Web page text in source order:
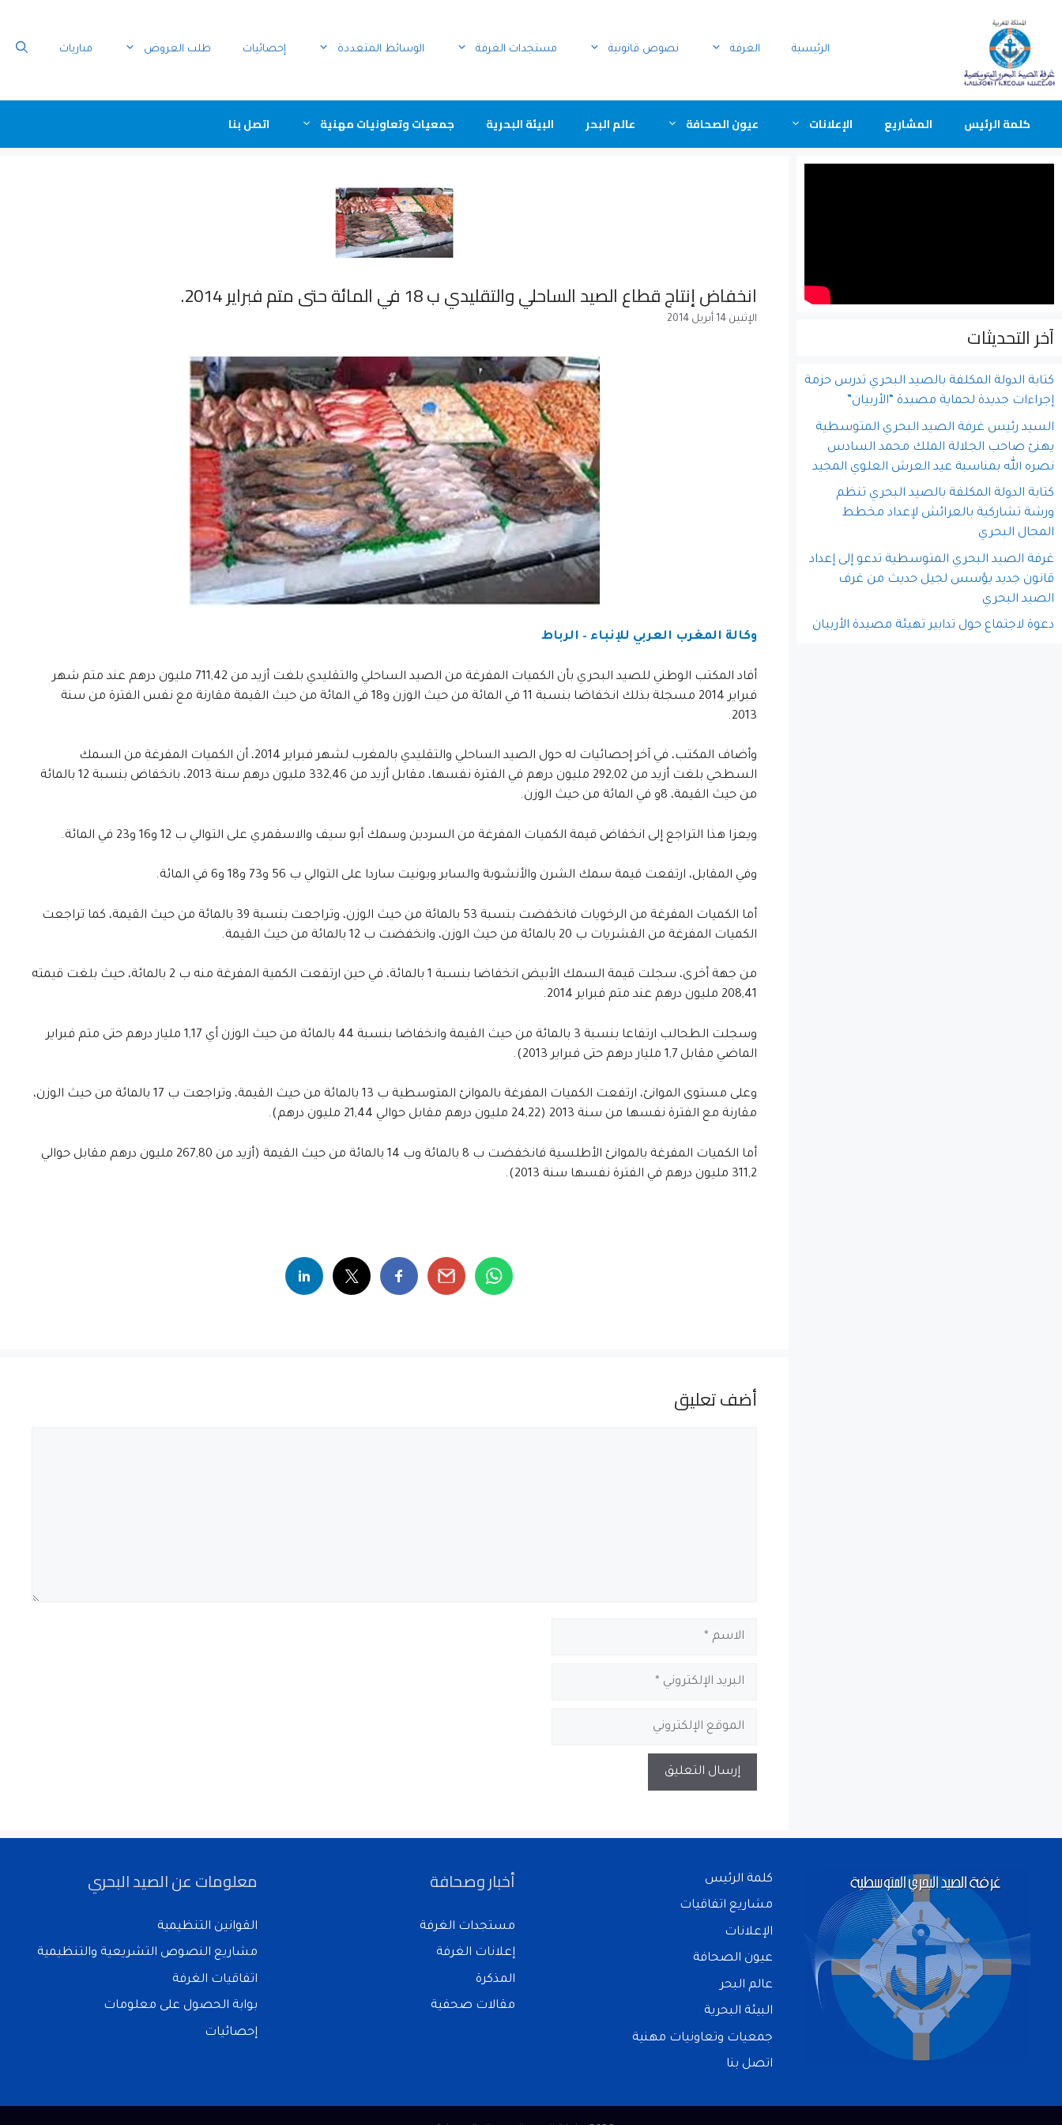
الرئيسية الغرفة نصوص قانونية مستجدات الغرفة الوسائط المتعددة إحصائيات طلب العروض مباريات
كلمة الرئيس المشاريع الإعلانات عيون الصحافة عالم البحر البيئة البحرية جمعيات وتعاونيات مهنية اتصل بنا
انخفاض إنتاج قطاع الصيد الساحلي والتقليدي ب 18 في المائة حتى متم فبراير 2014.
الإثنين 14 أبريل 2014
وكالة المغرب العربي للإنباء – الرباط
أفاد المكتب الوطني للصيد البحري بأن الكميات المفرغة من الصيد الساحلي والتقليدي بلغت أزيد من 711,42 مليون درهم عند متم شهر
فبراير 2014 مسجلة بذلك انخفاضا بنسبة 11 في المائة من حيث الوزن و18 في المائة من حيث القيمة مقارنة مع نفس الفترة من سنة
2013.
وأضاف المكتب، في آخر إحصائيات له حول الصيد الساحلي والتقليدي بالمغرب لشهر فبراير 2014، أن الكميات المفرغة من السمك
السطحي بلغت أزيد من 292,02 مليون درهم في الفترة نفسها، مقابل أزيد من 332,46 مليون درهم سنة 2013، بانخفاض بنسبة 12 بالمائة
من حيث القيمة، 8و في المائة من حيث الوزن.
ويعزا هذا التراجع إلى انخفاض قيمة الكميات المفرغة من السردين وسمك أبو سيف والاسقمري على التوالي ب 12 و16 و23 في المائة.
وفي المقابل، ارتفعت قيمة سمك الشرن والأنشوبة والسابر وبونيت ساردا على التوالي ب 56 و73 و18 و6 في المائة.
أما الكميات المفرغة من الرخويات فانخفضت بنسبة 53 بالمائة من حيث الوزن، وتراجعت بنسبة 39 بالمائة من حيث القيمة، كما تراجعت
الكميات المفرغة من القشريات ب 20 بالمائة من حيث الوزن، وانخفضت ب 12 بالمائة من حيث القيمة.
من جهة أخرى، سجلت قيمة السمك الأبيض انخفاضا بنسبة 1 بالمائة، في حين ارتفعت الكمية المفرغة منه ب 2 بالمائة، حيث بلغت قيمته
208,41 مليون درهم عند متم فبراير 2014.
وسجلت الطحالب ارتفاعا بنسبة 3 بالمائة من حيث القيمة وانخفاضا بنسبة 44 بالمائة من حيث الوزن أي 1,17 مليار درهم حتى متم فبراير
الماضي مقابل 1,7 مليار درهم حتى فبراير 2013).
وعلى مستوى الموانئ، ارتفعت الكميات المفرغة بالموانئ المتوسطية ب 13 بالمائة من حيث القيمة، وتراجعت ب 17 بالمائة من حيث الوزن،
مقارنة مع الفترة نفسها من سنة 2013 (24,22 مليون درهم مقابل حوالي 21,44 مليون درهم).
أما الكميات المفرغة بالموانئ الأطلسية فانخفضت ب 8 بالمائة وب 14 بالمائة من حيث القيمة (أزيد من 267,80 مليون درهم مقابل حوالي
311,2 مليون درهم في الفترة نفسها سنة 2013).
أضف تعليق
آخر التحديثات
كتابة الدولة المكلفة بالصيد البحري تدرس حزمة
إجراءات جديدة لحماية مصيدة “الأربيان”
السيد رئيس غرفة الصيد البحري المتوسطية
يهنئ صاحب الجلالة الملك محمد السادس
نصره الله بمناسبة عيد العرش العلوي المجيد
كتابة الدولة المكلفة بالصيد البحري تنظم
ورشة تشاركية بالعرائش لإعداد مخطط
المجال البحري
غرفة الصيد البحري المتوسطية تدعو إلى إعداد
قانون جديد يؤسس لجيل حديث من غرف
الصيد البحري
دعوة لاجتماع حول تدابير تهيئة مصيدة الأربيان
كلمة الرئيس
مشاريع اتفاقيات
الإعلانات
عيون الصحافة
عالم البحر
البيئة البحرية
جمعيات وتعاونيات مهنية
اتصل بنا
أخبار وصحافة
مستجدات الغرفة
إعلانات الغرفة
المذكرة
مقالات صحفية
معلومات عن الصيد البحري
القوانين التنظيمية
مشاريع النصوص التشريعية والتنظيمية
اتفاقيات الغرفة
بوابة الحصول على معلومات
إحصائيات